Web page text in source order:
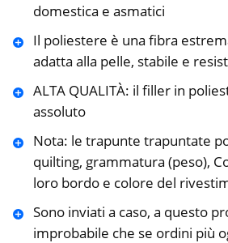
domestica e asmatici
Il poliestere è una fibra
adatta alla pelle, stabile e
ALTA QUALITÀ: il filler in
assoluto
Nota: le trapunte trapuntate
quilting, grammatura (peso),
loro bordo e colore del
Sono inviati a caso, a questo
improbabile che se ordini più